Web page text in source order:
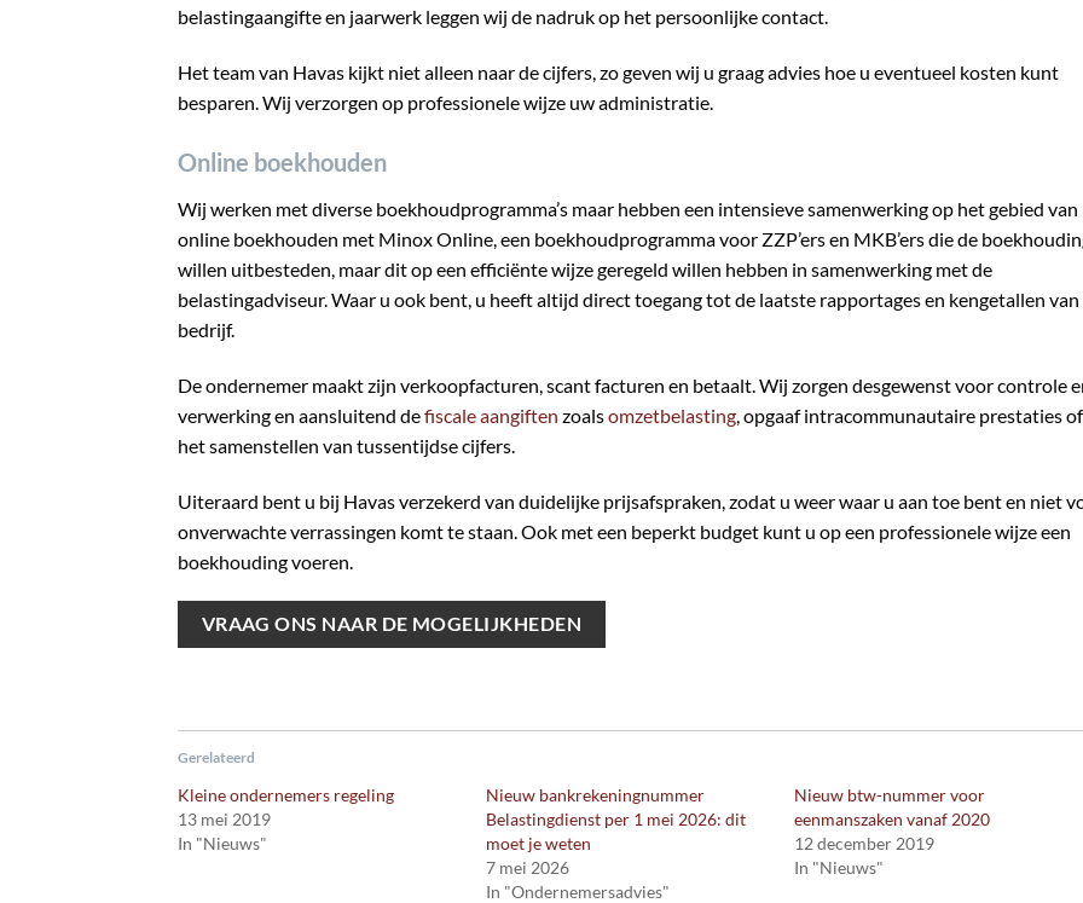
belastingaangifte en jaarwerk leggen wij de nadruk op het persoonlijke contact.
Het team van Havas kijkt niet alleen naar de cijfers, zo geven wij u graag advies hoe u eventueel kosten kunt
besparen. Wij verzorgen op professionele wijze uw administratie.
Online boekhouden
Wij werken met diverse boekhoudprogramma’s maar hebben een intensieve samenwerking op het gebied van
online boekhouden met Minox Online, een boekhoudprogramma voor ZZP’ers en MKB’ers die de
willen uitbesteden, maar dit op een efficiënte wijze geregeld willen hebben in samenwerking met de
belastingadviseur. Waar u ook bent, u heeft altijd direct toegang tot de laatste rapportages en kengetallen
bedrijf.
De ondernemer maakt zijn verkoopfacturen, scant facturen en betaalt. Wij zorgen desgewenst voor controle
verwerking en aansluitend defiscale aangiften zoalsomzetbelasting , opgaaf intracommunautaire prestaties of
het samenstellen van tussentijdse cijfers.
Uiteraard bent u bij Havas verzekerd van duidelijke prijsafspraken, zodat u weer waar u aan toe bent en niet
onverwachte verrassingen komt te staan. Ook met een beperkt budget kunt u op een professionele wijze een
boekhouding voeren.
VRAAG ONS NAAR DE MOGELIJKHEDEN
Gerelateerd
Kleine ondernemers regeling
13 mei 2019
In "Nieuws"
Nieuw bankrekeningnummer
Belastingdienst per 1 mei 2026: dit
moet je weten
7 mei 2026
In "Ondernemersadvies"
Nieuw btw-nummer voor
eenmanszaken vanaf 2020
12 december 2019
In "Nieuws"